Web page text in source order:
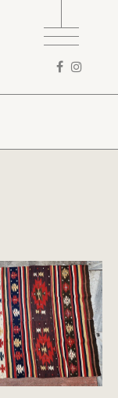
αναζήτησης